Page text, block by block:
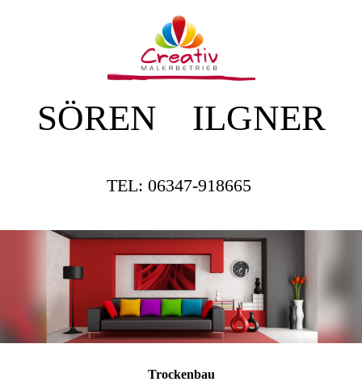
SÖREN ILGNER
TEL: 06347-918665
Trockenbau